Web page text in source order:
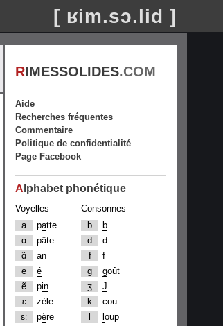
[ ʁim.sɔ.lid ]
RIMESSOLIDES.COM
Aide
Recherches fréquentes
Commentaire
Politique de confidentialité
Page Facebook
A lphabet phonétique
Voyelles
a
patte
ɑ
pâte
ɑ̃
an
e
é
ẽ
pin
ɛ
zè le
ɛː
père
Consonnes
b
b
d
d
f
f
g
goût
ʒ
J
k
cou
oup